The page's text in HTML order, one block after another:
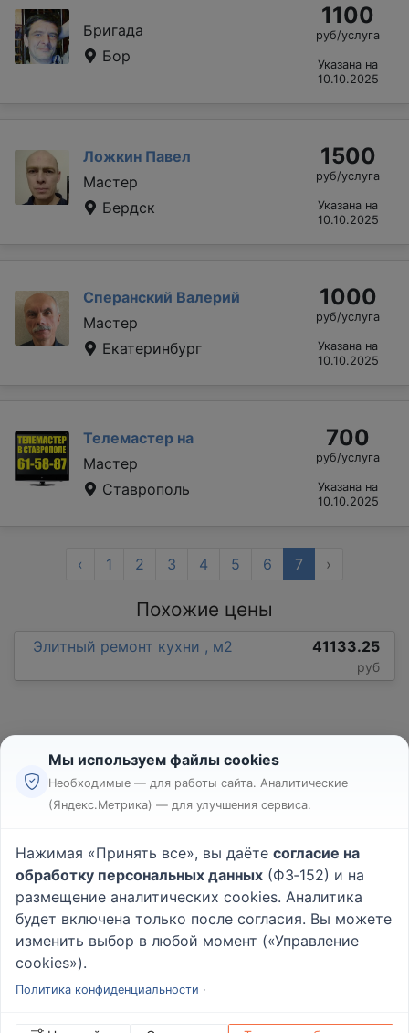
Бригада
Бор
1100
руб/услуга
Указана на
10.10.2025
Ложкин Павел
Мастер
Бердск
1500
руб/услуга
Указана на
10.10.2025
Сперанский Валерий
Мастер
Екатеринбург
1000
руб/услуга
Указана на
10.10.2025
Телемастер на
Мастер
Ставрополь
700
руб/услуга
Указана на
10.10.2025
‹ 1 2 3 4 5 6 7 ›
Похожие цены
Элитный ремонт кухни , м2 41133.25
руб
Реклама
Пользовательское соглашение
Политика конфиденциальности
Вопрос - Ответ|О проекте
Мы используем файлы cookies
Необходимые — для работы сайта. Аналитические
(Яндекс.Метрика) — для улучшения сервиса.
Нажимая «Принять все», вы даёте согласие на
обработку персональных данных (ФЗ‑152) и на
размещение аналитических cookies. Аналитика
будет включена только после согласия. Вы можете
изменить выбор в любой момент («Управление
cookies»).
Политика конфиденциальности ·